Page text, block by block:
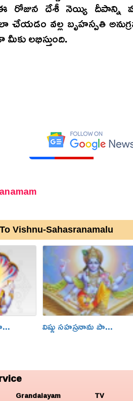
రోజున దేశీ నెయ్యి
వల్ల బృహస్పతి
లభిస్తుంది.
Vishnu-Sahasranamalu
విష్ణు సహస్రనామ పా...
Grandalayam TV